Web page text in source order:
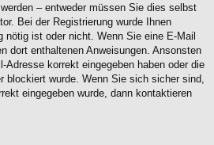
– entweder müssen Sie dies selbst
Bei der Registrierung wurde Ihnen
nötig ist oder nicht. Wenn Sie eine E-Mail
dort enthaltenen Anweisungen. Ansonsten
Adresse korrekt eingegeben haben oder die
blockiert wurde. Wenn Sie sich sicher sind,
eingegeben wurde, dann kontaktieren